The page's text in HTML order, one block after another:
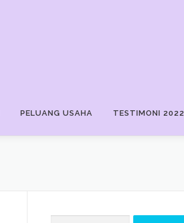
PELUANG USAHA TESTIMONI 2022